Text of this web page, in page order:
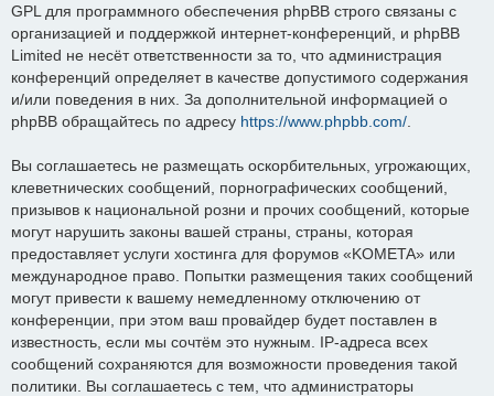
GPL для программного обеспечения phpBB строго связаны с
организацией и поддержкой интернет-конференций, и phpBB
Limited не несёт ответственности за то, что администрация
конференций определяет в качестве допустимого содержания
и/или поведения в них. За дополнительной информацией о
phpBB обращайтесь по адресу https://www.phpbb.com/
Вы соглашаетесь не размещать оскорбительных, угрожающих,
клеветнических сообщений, порнографических сообщений,
призывов к национальной розни и прочих сообщений, которые
могут нарушить законы вашей страны, страны, которая
предоставляет услуги хостинга для форумов «KOMETA» или
международное право. Попытки размещения таких сообщений
могут привести к вашему немедленному отключению от
конференции, при этом ваш провайдер будет поставлен в
известность, если мы сочтём это нужным. IP-адреса всех
сообщений сохраняются для возможности проведения такой
политики. Вы соглашаетесь с тем, что администраторы